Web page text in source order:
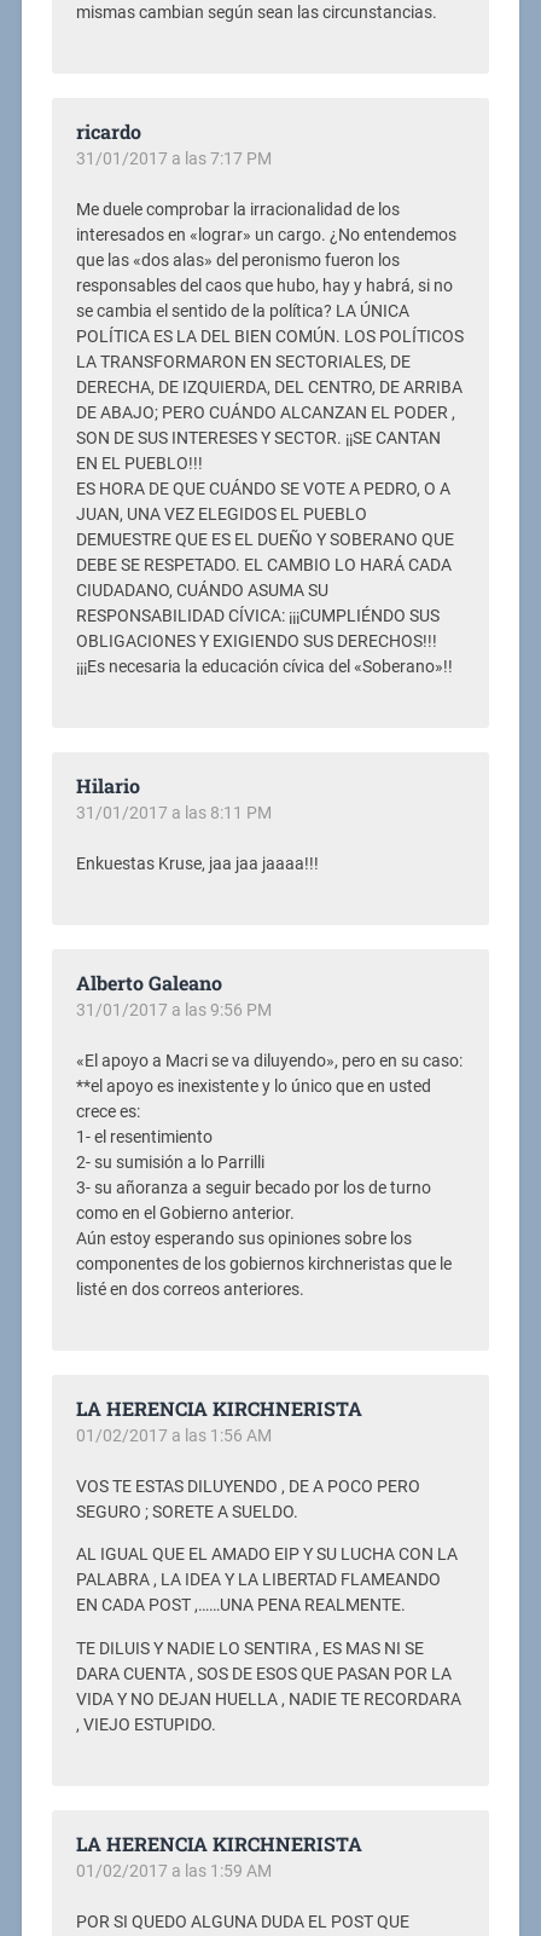
mismas cambian según sean las circunstancias.
ricardo
31/01/2017 a las 7:17 PM
Me duele comprobar la irracionalidad de los
interesados en «lograr» un cargo. ¿No entendemos
que las «dos alas» del peronismo fueron los
responsables del caos que hubo, hay y habrá, si no
se cambia el sentido de la política? LA ÚNICA
POLÍTICA ES LA DEL BIEN COMÚN. LOS POLÍTICOS
LA TRANSFORMARON EN SECTORIALES, DE
DERECHA, DE IZQUIERDA, DEL CENTRO, DE ARRIBA
DE ABAJO; PERO CUÁNDO ALCANZAN EL PODER ,
SON DE SUS INTERESES Y SECTOR. ¡¡SE CANTAN
EN EL PUEBLO!!!
ES HORA DE QUE CUÁNDO SE VOTE A PEDRO, O A
JUAN, UNA VEZ ELEGIDOS EL PUEBLO
DEMUESTRE QUE ES EL DUEÑO Y SOBERANO QUE
DEBE SE RESPETADO. EL CAMBIO LO HARÁ CADA
CIUDADANO, CUÁNDO ASUMA SU
RESPONSABILIDAD CÍVICA: ¡¡¡CUMPLIÉNDO SUS
OBLIGACIONES Y EXIGIENDO SUS DERECHOS!!!
¡¡¡Es necesaria la educación cívica del «Soberano»!!
Hilario
31/01/2017 a las 8:11 PM
Enkuestas Kruse, jaa jaa jaaaa!!!
Alberto Galeano
31/01/2017 a las 9:56 PM
«El apoyo a Macri se va diluyendo», pero en su caso:
**el apoyo es inexistente y lo único que en usted
crece es:
1- el resentimiento
2- su sumisión a lo Parrilli
3- su añoranza a seguir becado por los de turno
como en el Gobierno anterior.
Aún estoy esperando sus opiniones sobre los
componentes de los gobiernos kirchneristas que le
listé en dos correos anteriores.
LA HERENCIA KIRCHNERISTA
01/02/2017 a las 1:56 AM
VOS TE ESTAS DILUYENDO , DE A POCO PERO
SEGURO ; SORETE A SUELDO.
AL IGUAL QUE EL AMADO EIP Y SU LUCHA CON LA
PALABRA , LA IDEA Y LA LIBERTAD FLAMEANDO
EN CADA POST ,……UNA PENA REALMENTE.
TE DILUIS Y NADIE LO SENTIRA , ES MAS NI SE
DARA CUENTA , SOS DE ESOS QUE PASAN POR LA
VIDA Y NO DEJAN HUELLA , NADIE TE RECORDARA
, VIEJO ESTUPIDO.
LA HERENCIA KIRCHNERISTA
01/02/2017 a las 1:59 AM
POR SI QUEDO ALGUNA DUDA EL POST QUE